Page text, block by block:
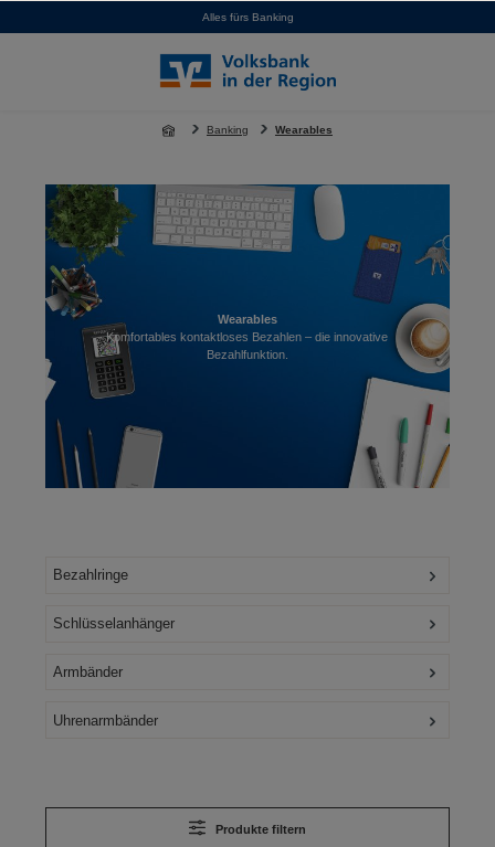
Alles fürs Banking
Banking Wearables
Wearables
Komfortables kontaktloses Bezahlen – die innovative
Bezahlfunktion.
Bezahlringe
Schlüsselanhänger
Armbänder
Uhrenarmbänder
Produkte filtern